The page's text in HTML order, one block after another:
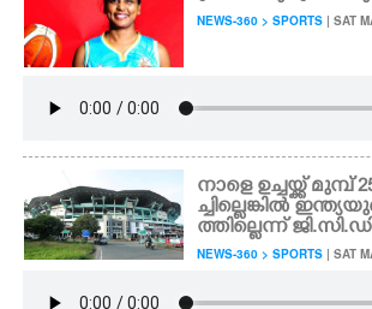
NEWS-360 > SPORTS | SAT
നാളെ ഉച്ചയ്ക്ക് മുമ്പ്
ച്ചില്ലെങ്കിൽ
ത്തില്ലെന്ന്
NEWS-360 > SPORTS | SAT